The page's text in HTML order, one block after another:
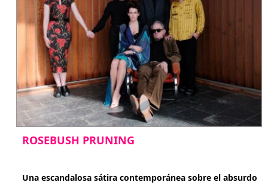
ROSEBUSH PRUNING
Una escandalosa sátira contemporánea sobre el absurdo